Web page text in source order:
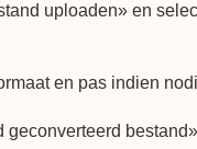
uploaden» en
en pas indien
geconverteerd